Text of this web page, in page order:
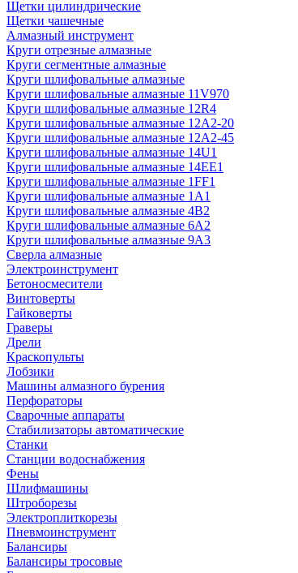
Щетки цилиндрические
Щетки чашечные
Алмазный инструмент
Круги отрезные алмазные
Круги сегментные алмазные
Круги шлифовальные алмазные
Круги шлифовальные алмазные 11V970
Круги шлифовальные алмазные 12R4
Круги шлифовальные алмазные 12А2-20
Круги шлифовальные алмазные 12А2-45
Круги шлифовальные алмазные 14U1
Круги шлифовальные алмазные 14ЕЕ1
Круги шлифовальные алмазные 1FF1
Круги шлифовальные алмазные 1А1
Круги шлифовальные алмазные 4В2
Круги шлифовальные алмазные 6A2
Круги шлифовальные алмазные 9А3
Сверла алмазные
Электроинструмент
Бетоносмесители
Винтоверты
Гайковерты
Граверы
Дрели
Краскопульты
Лобзики
Машины алмазного бурения
Перфораторы
Сварочные аппараты
Стабилизаторы автоматические
Станки
Станции водоснабжения
Фены
Шлифмашины
Штроборезы
Электроплиткорезы
Пневмоинструмент
Балансиры
Балансиры тросовые